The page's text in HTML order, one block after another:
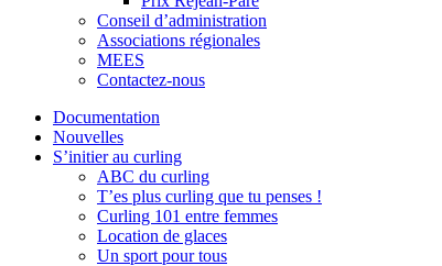
Conseil d’administration
Associations régionales
MEES
Contactez-nous
Documentation
Nouvelles
S’initier au curling
ABC du curling
T’es plus curling que tu penses !
Curling 101 entre femmes
Location de glaces
Un sport pour tous